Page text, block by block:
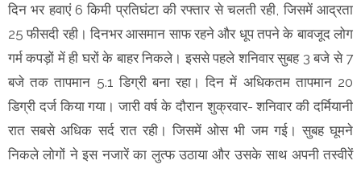
दिन भर हवाएं 6 किमी प्रतिघंटा की रफ्तार से चलती रही, जिसमें आद्रता
25 फीसदी रही। दिनभर आसमान साफ रहने और धूप तपने के बावजूद लोग
गर्म कपड़ों में ही घरों के बाहर निकले। इससे पहले शनिवार सुबह 3 बजे से 7
बजे तक तापमान 5.1 डिग्री बना रहा। दिन में अधिकतम तापमान 20
डिग्री दर्ज किया गया। जारी वर्ष के दौरान शुक्रवार- शनिवार की दर्मियानी
रात सबसे अधिक सर्द रात रही। जिसमें ओस भी जम गई। सुबह घूमने
निकले लोगों ने इस नजारें का लुत्फ उठाया और उसके साथ अपनी तस्वीरें